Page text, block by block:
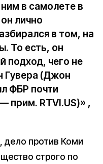
в самолете в
лично
в том, на
То есть, он
подход, чего не
Гувера (Джон
ФБР почти
прим. RTVI.US)» ,
против Коми
строго по